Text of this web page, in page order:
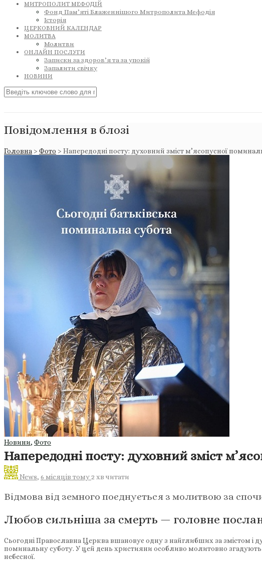
МИТРОПОЛИТ МЕФОДІЙ
Фонд Пам’яті Блаженнішого Митрополита Мефодія
Історія
ЦЕРКОВНИЙ КАЛЕНДАР
МОЛИТВА
Молитви
ОНЛАЙН ПОСЛУГИ
Записки за здоров’я та за упокій
Запалити свічку
НОВИНИ
Повідомлення в блозі
Головна > Фото > Напередодні посту: духовний зміст м’ясопусної
Новини, Фото
Напередодні посту: духовний зміст
News, 6 місяців тому 2 хв читати
Відмова від земного поєднується з молитвою за
Любов сильніша за смерть — головне
Сьогодні Православна Церква вшановує одну з найглибших за змістом
поминальну суботу. У цей день християни особливо молитовно згадують
небесної.